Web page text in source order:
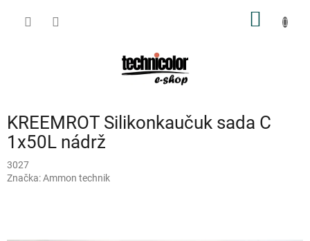
KREEMROT Silikonkaučuk sada C
1x50L nádrž
3027
Značka:Ammon technik